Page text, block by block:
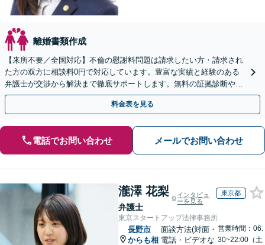
離婚書類作成
【来所不要／全国対応】不倫の慰謝料問題は請求したい方・請求され
た方の双方に相談料0円で対応しています。豊富な実績と経験のある
弁護士が交渉から解決まで徹底サポートします。無料の証拠診断や着
手金の返還保証もありますので安心してご相談ください。
料金表を見る
電話でお問い合わせ メールでお問い合わせ
瀧澤 花梨
弁護士
インタビュ
ーを見る
東京都
東京スタートアップ法律事務所
長野市
からも相
面談方法(対面・
電話・ビデオな
営業時間：06:
30~22:00（土